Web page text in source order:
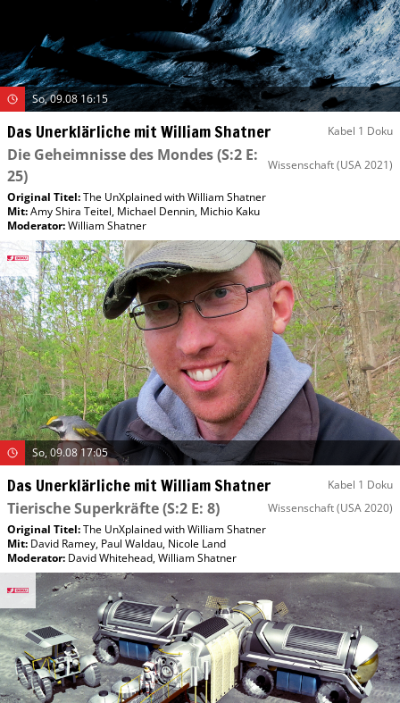
So, 09.08 16:15
Das Unerklärliche mit William Shatner Kabel 1 Doku
Die Geheimnisse des Mondes(S:2 E:
25)
Wissenschaft(USA 2021)
Original Titel:The UnXplained with William Shatner
Mit:Amy Shira Teitel, Michael Dennin, Michio Kaku
Moderator:William Shatner
So, 09.08 17:05
Das Unerklärliche mit William Shatner Kabel 1 Doku
Tierische Superkräfte(S:2 E: 8) Wissenschaft(USA 2020)
Original Titel:The UnXplained with William Shatner
Mit: David Ramey, Paul Waldau, Nicole Land
Moderator: David Whitehead,William Shatner